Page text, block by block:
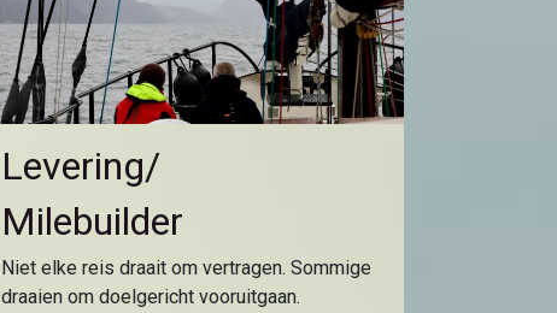
Levering/
Milebuilder
Niet elke reis draait om vertragen. Sommige
draaien om doelgericht vooruitgaan.